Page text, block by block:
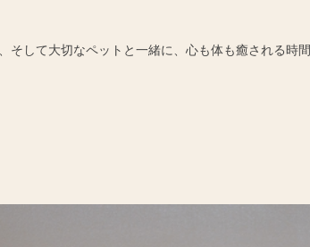
して大切なペットと一緒に、心も体も癒される時